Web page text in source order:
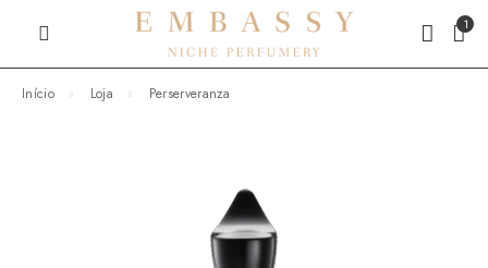
1
Início Loja Perserveranza